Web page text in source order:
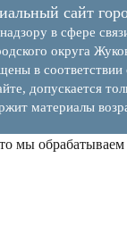
сайт
в сфере
округа
в
допускается
материалы
мы